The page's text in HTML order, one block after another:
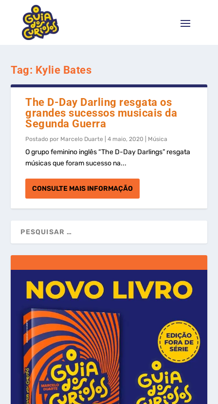
Tag: Kylie Bates
The D-Day Darling resgata os
grandes sucessos musicais da
Segunda Guerra
Postado por Marcelo Duarte |4 maio, 2020 Música
O grupo feminino inglês “The D-Day Darlings” resgata
músicas que foram sucesso na...
CONSULTE MAIS INFORMAÇÃO